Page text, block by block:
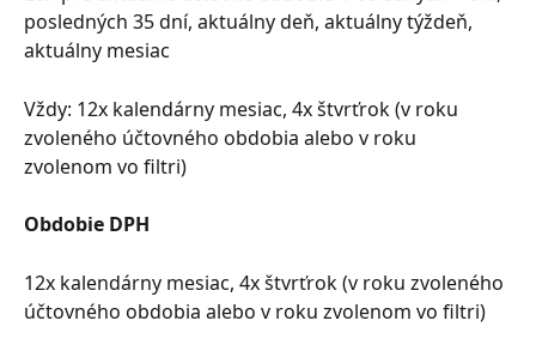
posledných 35 dní, aktuálny deň, aktuálny týždeň,
aktuálny mesiac
Vždy: 12x kalendárny mesiac, 4x štvrťrok (v roku
zvoleného účtovného obdobia alebo v roku
zvolenom vo filtri)
Obdobie DPH
12x kalendárny mesiac, 4x štvrťrok (v roku zvoleného
účtovného obdobia alebo v roku zvolenom vo filtri)